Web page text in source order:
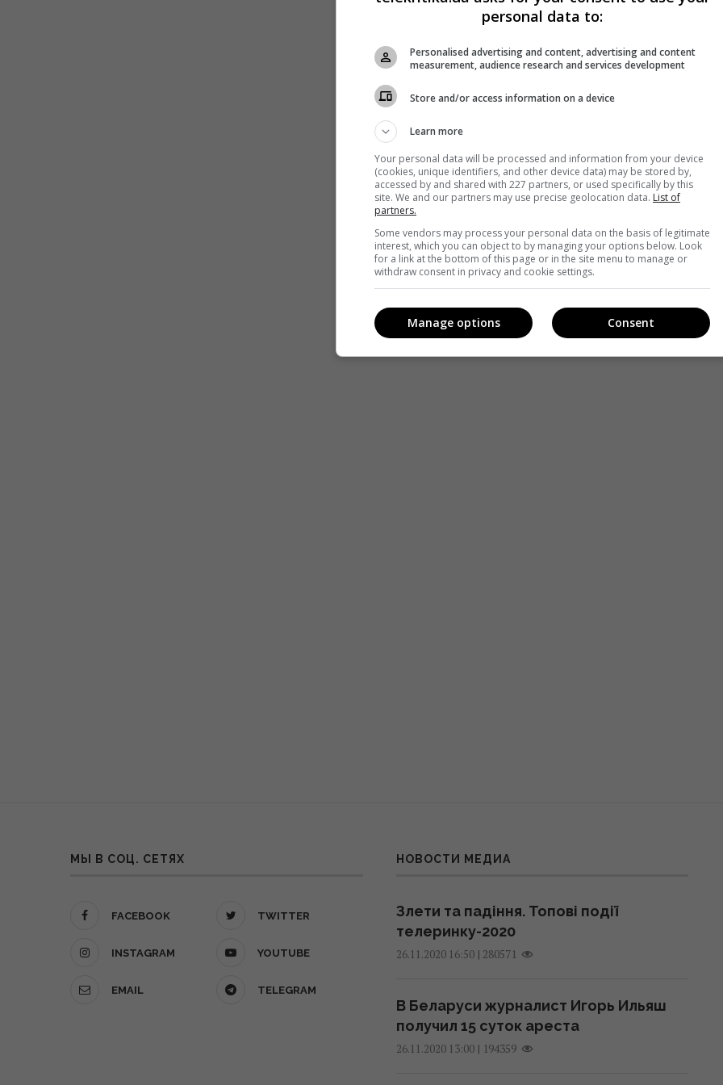
МЫ В СОЦ. СЕТЯХ
FACEBOOK TWITTER
INSTAGRAM YOUTUBE
EMAIL TELEGRAM
НОВОСТИ МЕДИА
Злети та падіння. Топові події
телеринку-2020
26.11.2020 16:50| 280571
В Беларуси журналист Игорь Ильяш
получил 15 суток ареста
26.11.2020 13:00| 194359
personal data to:
Personalised advertising and content, advertising and content
measurement, audience research and services development
Store and/or access information on a device
Learn more
Your personal data will be processed and information from your device
(cookies, unique identifiers, and other device data) may be stored by,
accessed by and shared with 227 partners, or used specifically by this
site. We and our partners may use precise geolocation data. List of
partners.
Some vendors may process your personal data on the basis of legitimate
interest, which you can object to by managing your options below. Look
for a link at the bottom of this page or in the site menu to manage or
withdraw consent in privacy and cookie settings.
Consent
Manage options